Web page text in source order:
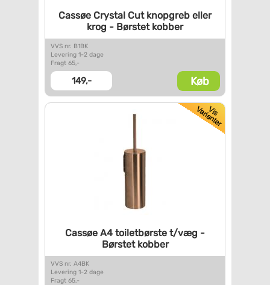
Cassøe Crystal Cut knopgreb eller
krog - Børstet kobber
VVS nr. B1BK
Levering 1-2 dage
Fragt 65,-
149,- Køb
Cassøe A4 toiletbørste t/væg -
Børstet kobber
VVS nr. A4BK
Levering 1-2 dage
Fragt 65,-